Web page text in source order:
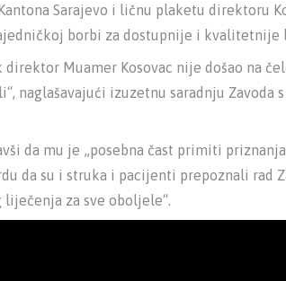
Sarajevo i ličnu plaketu direktoru
borbi za dostupnije i kvalitetnije
Muamer Kosovac nije došao na
naglašavajući izuzetnu saradnju Zavoda
da mu je „posebna čast primiti
da su i struka i pacijenti prepoznali rad
za sve oboljele“.